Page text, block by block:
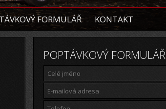
FORMULÁŘ KONTAKT
POPTÁVKOVÝ FORMULÁŘ